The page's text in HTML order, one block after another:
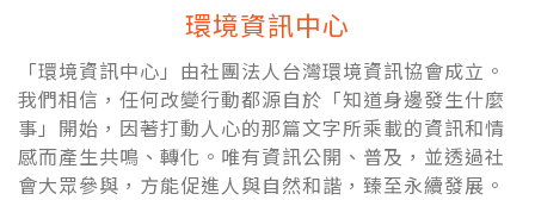
環境資訊中心
「環境資訊中心」由社團法人台灣環境資訊協會成立。
我們相信，任何改變行動都源自於「知道身邊發生什麼
事」開始，因著打動人心的那篇文字所乘載的資訊和情
感而產生共鳴、轉化。唯有資訊公開、普及，並透過社
會大眾參與，方能促進人與自然和諧，臻至永續發展。